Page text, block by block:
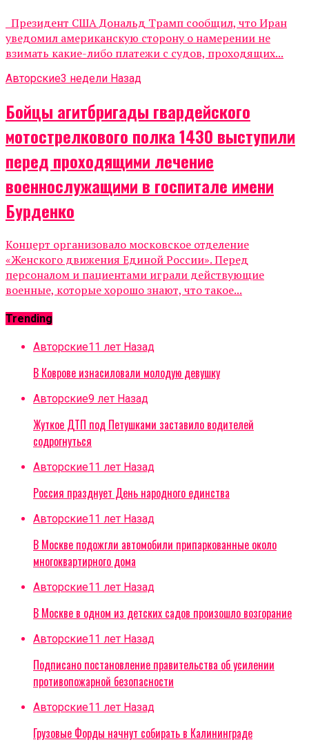
Президент США Дональд Трамп сообщил, что Иран
уведомил американскую сторону о намерении не
взимать какие-либо платежи с судов, проходящих...
Авторские3 недели Назад
Бойцы агитбригады гвардейского
мотострелкового полка 1430 выступили
перед проходящими лечение
военнослужащими в госпитале имени
Бурденко
Концерт организовало московское отделение
«Женского движения Единой России». Перед
персоналом и пациентами играли действующие
военные, которые хорошо знают, что такое...
Trending
Авторские11 лет Назад
В Коврове изнасиловали молодую девушку
Авторские9 лет Назад
Жуткое ДТП под Петушками заставило водителей
содрогнуться
Авторские11 лет Назад
Россия празднует День народного единства
Авторские11 лет Назад
В Москве подожгли автомобили припаркованные около
многоквартирного дома
Авторские11 лет Назад
В Москве в одном из детских садов произошло возгорание
Авторские11 лет Назад
Подписано постановление правительства об усилении
противопожарной безопасности
Авторские11 лет Назад
Грузовые Форды начнут собирать в Калининграде